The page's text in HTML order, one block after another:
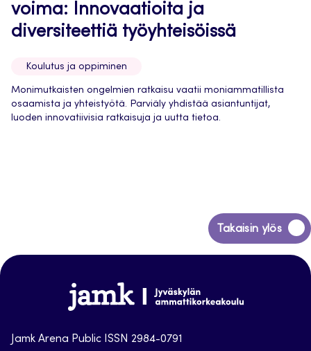
voima: Innovaatioita ja
diversiteettiä työyhteisöissä
Koulutus ja oppiminen
Monimutkaisten ongelmien ratkaisu vaatii moniammatillista
osaamista ja yhteistyötä. Parviäly yhdistää asiantuntijat,
luoden innovatiivisia ratkaisuja ja uutta tietoa.
Takaisin ylös
Siirry
takaisin
Jamk
Arena
Jamk Arena Public ISSN 2984-0791